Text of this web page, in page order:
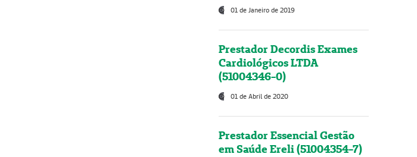
01 de Janeiro de 2019
Prestador Decordis Exames
Cardiológicos LTDA
(51004346-0)
01 de Abril de 2020
Prestador Essencial Gestão
em Saúde Ereli (51004354-7)